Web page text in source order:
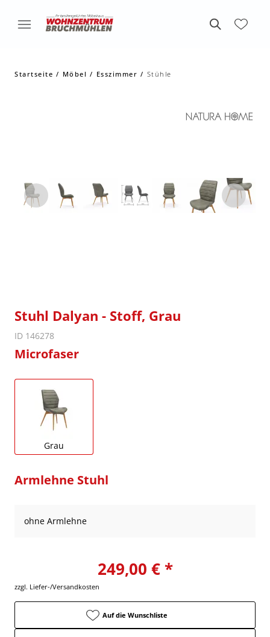
Startseite Möbel Esszimmer Stühle
Stuhl Dalyan - Stoff, Grau
ID 146278
Microfaser
Grau
Armlehne Stuhl
ohne Armlehne
249,00 € *
zzgl. Liefer-/Versandkosten
Auf die Wunschliste